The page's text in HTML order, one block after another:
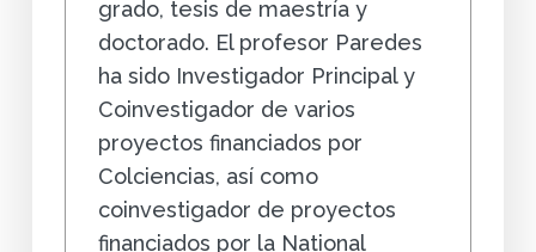
grado, tesis de maestría y
doctorado. El profesor Paredes
ha sido Investigador Principal y
Coinvestigador de varios
proyectos financiados por
Colciencias, así como
coinvestigador de proyectos
financiados por la National